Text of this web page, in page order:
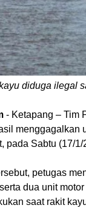
diduga ilegal
- Ketapang – Tim
menggagalkan
pada Sabtu (17/
petugas
dua unit
saat rakit